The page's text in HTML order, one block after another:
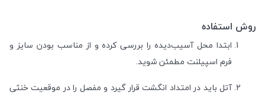
روش استفاده
ابتدا محل آسیب‌دیده را بررسی کرده و از مناسب بودن سایز و
فرم اسپیلنت مطمئن شوید.
آتل باید در امتداد انگشت قرار گیرد و مفصل را در موقعیت خنثی